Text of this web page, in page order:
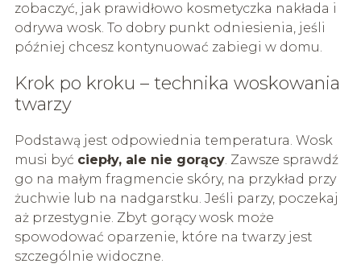
zobaczyć, jak prawidłowo kosmetyczka nakłada i
odrywa wosk. To dobry punkt odniesienia, jeśli
później chcesz kontynuować zabiegi w domu.
Krok po kroku – technika woskowania
twarzy
Podstawą jest odpowiednia temperatura. Wosk
musi być ciepły, ale nie gorący. Zawsze sprawdź
go na małym fragmencie skóry, na przykład przy
żuchwie lub na nadgarstku. Jeśli parzy, poczekaj
aż przestygnie. Zbyt gorący wosk może
spowodować oparzenie, które na twarzy jest
szczególnie widoczne.